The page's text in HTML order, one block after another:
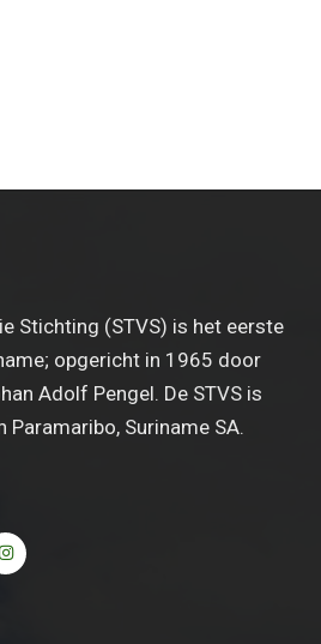
Stichting (STVS) is het eerste
opgericht in 1965 door
Adolf Pengel. De STVS is
Suriname SA.